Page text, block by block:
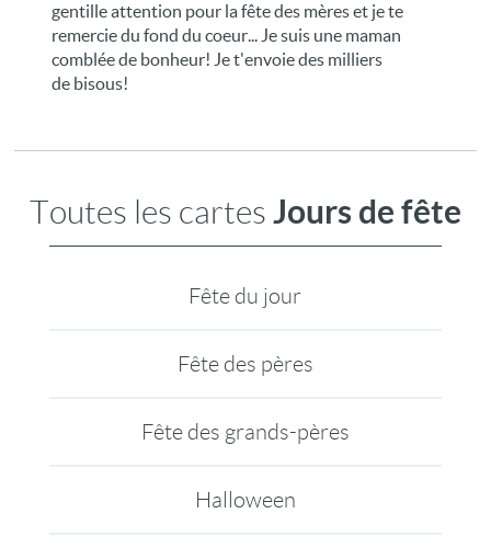
gentille attention pour la fête des mères et je te
remercie du fond du coeur... Je suis une maman
comblée de bonheur! Je t'envoie des milliers
de bisous!
Toutes les cartes Jours de fête
Fête du jour
Fête des pères
Fête des grands-pères
Halloween